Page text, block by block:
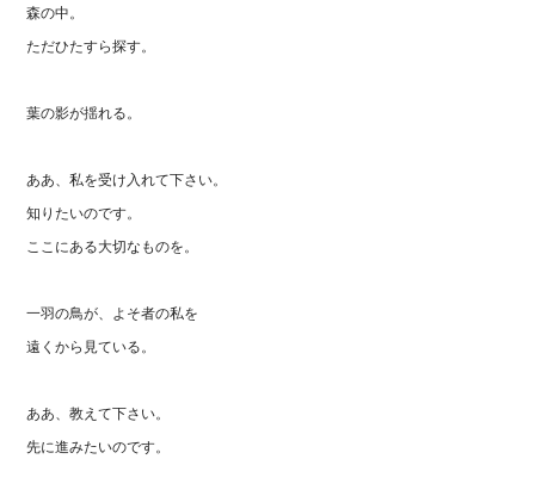
森の中。
ただひたすら探す。
葉の影が揺れる。
ああ、私を受け入れて下さい。
知りたいのです。
ここにある大切なものを。
一羽の鳥が、よそ者の私を
遠くから見ている。
ああ、教えて下さい。
先に進みたいのです。